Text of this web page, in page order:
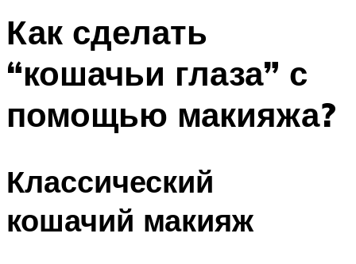
Как сделать
“кошачьи глаза” с
помощью макияжа?
Классический
кошачий макияж